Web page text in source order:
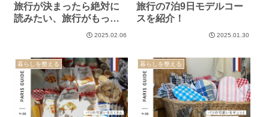
旅行が決まったら絶対に
読みたい、旅行がもっと
楽しくなる本7選。 2025.02.06
旅行の7泊9日モデルコー
スを紹介！
2025.01.30
暮らしを整える 暮らしを整える